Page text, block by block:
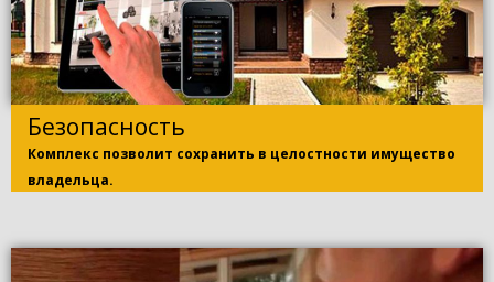
Безопасность
Комплекс позволит сохранить в целостности имущество
владельца.